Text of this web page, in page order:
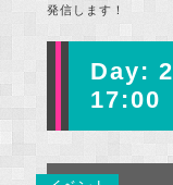
発信します！
Day:
17:00